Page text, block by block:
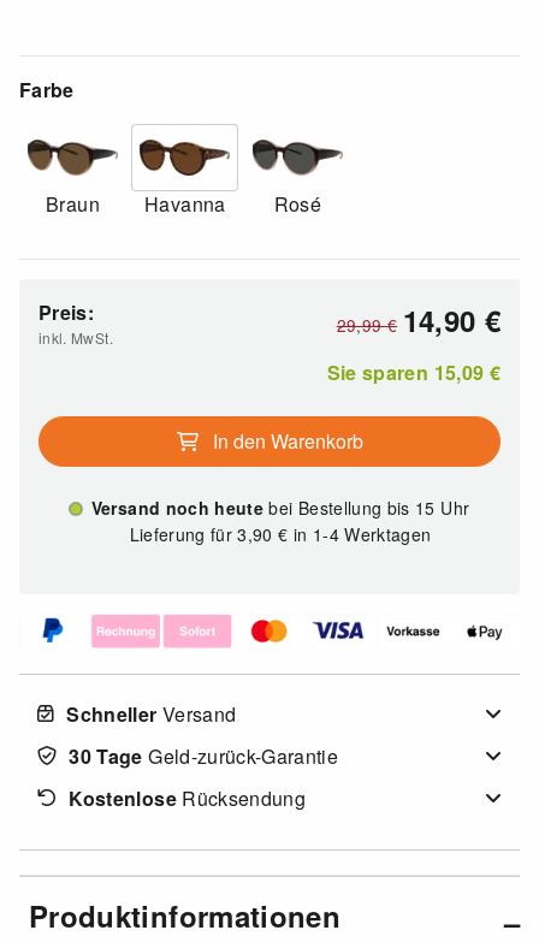
Farbe
Braun Havanna Rosé
Preis:
inkl. MwSt.
29,99€ 14,90 €
Sie sparen 15,09 €
In den Warenkorb
Versand noch heutebei Bestellung bis 15 Uhr
Lieferung für 3,90€ in 1-4 Werktagen
Schneller Versand
30 Tage Geld-zurück-Garantie
KostenloseRücksendung
Produktinformationen